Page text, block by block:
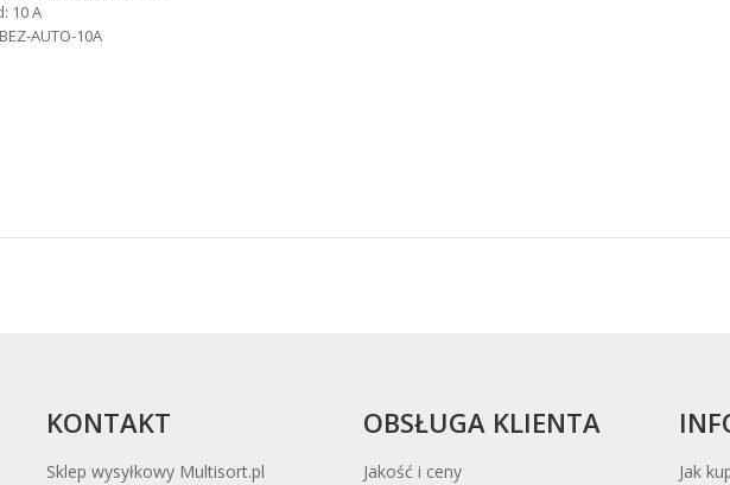
10 A
AUTO-10A
KONTAKT
Sklep wysyłkowy Multisort.pl
OBSŁUGA KLIENTA
Jakość i ceny Jak